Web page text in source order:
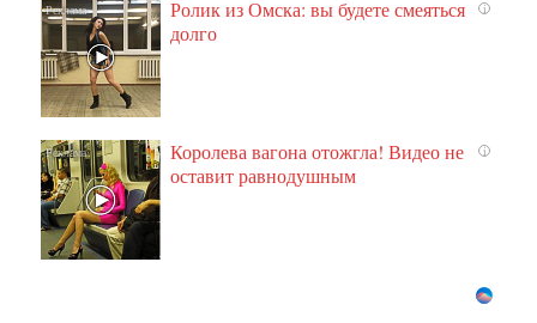
i
Ролик из Омска: вы будете смеяться
долго
i
Королева вагона отожгла! Видео не
оставит равнодушным